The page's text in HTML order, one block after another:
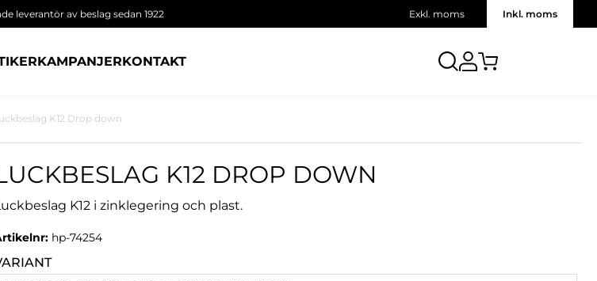
leverantör av beslag sedan 1922 Exkl. moms Inkl. moms
KAMPANJERKONTAKT
K12 Drop down
K12 DROP DOWN
K12 i zinklegering och plast.
hp-74254